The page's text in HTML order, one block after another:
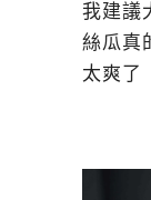
我建議
絲瓜真
太爽了